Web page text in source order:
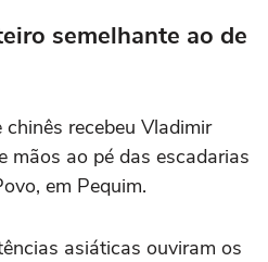
semelhante ao de
recebeu Vladimir
mãos ao pé das escadarias
em Pequim.
asiáticas ouviram os